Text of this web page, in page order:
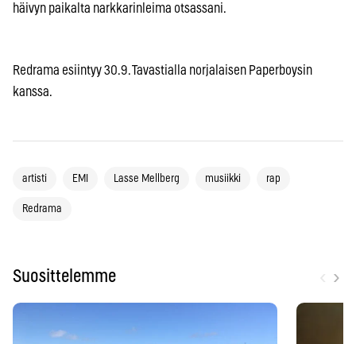
häivyn paikalta narkkarinleima otsassani.
Redrama esiintyy 30.9. Tavastialla norjalaisen Paperboysin
kanssa.
artisti EMI Lasse Mellberg musiikki rap
Redrama
Suosittelemme ›